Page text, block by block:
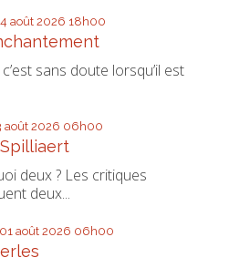
août 2026 18h00
sans doute lorsqu’il est
août 2026 06h00
deux ? Les critiques
deux...
août 2026 06h00